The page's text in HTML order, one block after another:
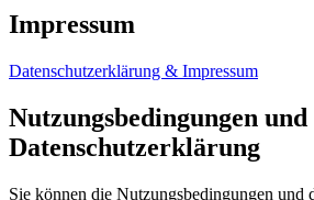
Impressum
Datenschutzerklärung & Impressum
Nutzungsbedingungen und
Datenschutzerklärung
Sie können die Nutzungsbedingungen und